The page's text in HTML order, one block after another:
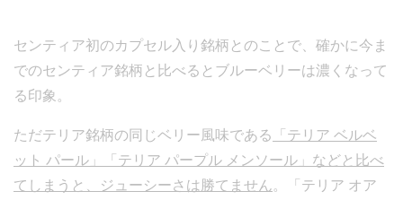
センティア初のカプセル入り銘柄とのことで、確かに今ま
でのセンティア銘柄と比べるとブルーベリーは濃くなって
る印象。
ただテリア銘柄の同じベリー風味である
「テリア ベルベ
ット パール」「テリア パープル メンソール」などと比べ
てしまうと、ジューシーさは勝てません。「テリア オア